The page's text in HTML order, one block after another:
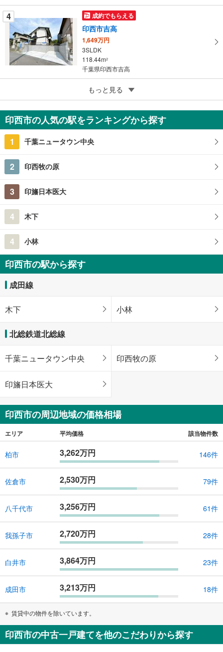
4 成約でもらえる
印西市吉高
1,649万円
3SLDK
118.44m2
千葉県印西市吉高
成約でもらえる
印西市木下東4丁目
2,299万円
5LDK
千葉県印西市木下東4丁目
もっと見る
印西市の人気の駅をランキングから探す
1 千葉ニュータウン中央
2 印西牧の原
3 印旛日本医大
4 木下
4 小林
印西市の駅から探す
成田線
木下 小林
北総鉄道北総線
千葉ニュータウン中央 印西牧の原
印旛日本医大
印西市の周辺地域の価格相場
エリア 平均価格 該当物件数
柏市 3,262万円 146件
佐倉市 2,530万円 79件
八千代市 3,256万円 61件
我孫子市 2,720万円 28件
白井市 3,864万円 23件
成田市 3,213万円 18件
賃貸中の物件を除いています。
印西市の中古一戸建てを他のこだわりから探す